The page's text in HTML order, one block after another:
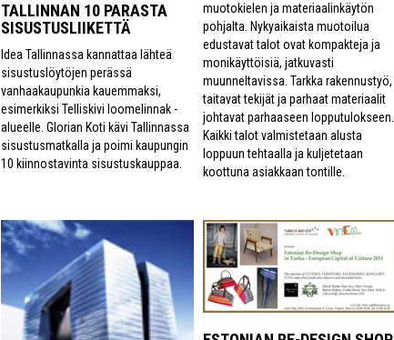
TALLINNAN 10 PARASTA
SISUSTUSLIIKETTÄ
Idea Tallinnassa kannattaa lähteä
sisustuslöytöjen perässä
vanhaakaupunkia kauemmaksi,
esimerkiksi Telliskivi loomelinnak -
alueelle. Glorian Koti kävi Tallinnassa
sisustusmatkalla ja poimi kaupungin
10 kiinnostavinta sisustuskauppaa.
muotokielen ja materiaalinkäytön
pohjalta. Nykyaikaista muotoilua
edustavat talot ovat kompakteja ja
monikäyttöisiä, jatkuvasti
muunneltavissa. Tarkka rakennustyö,
taitavat tekijät ja parhaat materiaalit
johtavat parhaaseen lopputulokseen.
Kaikki talot valmistetaan alusta
loppuun tehtaalla ja kuljetetaan
koottuna asiakkaan tontille.